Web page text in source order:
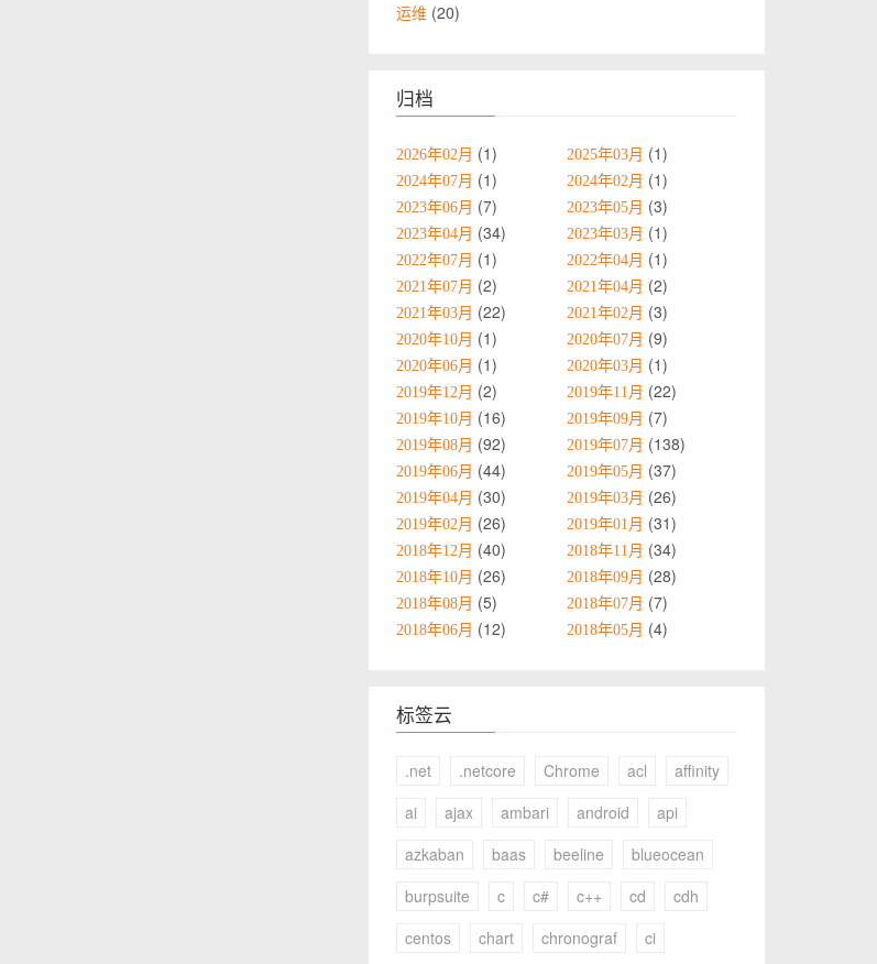
运维 20
归档
2026年02月 1 2025年03月 1
2024年07月 1 2024年02月 1
2023年06月 7 2023年05月 3
2023年04月 34 2023年03月 1
2022年07月 1 2022年04月 1
2021年07月 2 2021年04月 2
2021年03月 22 2021年02月 3
2020年10月 1 2020年07月 9
2020年06月 1 2020年03月 1
2019年12月 2 2019年11月 22
2019年10月 16 2019年09月 7
2019年08月 92 2019年07月 138
2019年06月 44 2019年05月 37
2019年04月 30 2019年03月 26
2019年02月 26 2019年01月 31
2018年12月 40 2018年11月 34
2018年10月 26 2018年09月 28
2018年08月 5 2018年07月 7
2018年06月 12 2018年05月 4
标签云
.net .netcore Chrome acl
affinity
ai
ajax ambari android
api
azkaban
baas beeline
blueocean
burpsuite
c c# c++ cd
cdh
centos
chart chronograf
ci